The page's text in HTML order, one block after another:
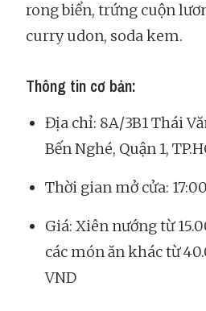
rong biển, trứng cuộn
curry udon, soda kem.
Thông tin cơ bản:
Địa chỉ: 8A/3B1 Thái
Bến Nghé, Quận 1,
Thời gian mở cửa:
Giá: Xiên nướng từ
các món ăn khác từ
VND